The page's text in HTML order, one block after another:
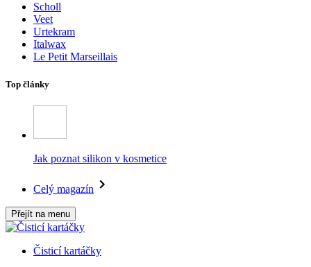
Scholl
Veet
Urtekram
Italwax
Le Petit Marseillais
Top články
Jak poznat silikon v kosmetice
Celý magazín
Přejít na menu
Čisticí kartáčky